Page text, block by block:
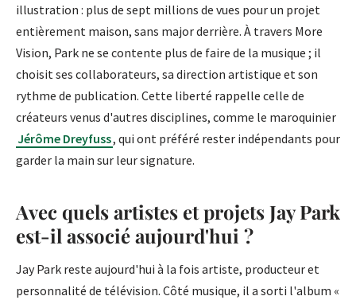
illustration : plus de sept millions de vues pour un projet
entièrement maison, sans major derrière. À travers More
Vision, Park ne se contente plus de faire de la musique ; il
choisit ses collaborateurs, sa direction artistique et son
rythme de publication. Cette liberté rappelle celle de
créateurs venus d'autres disciplines, comme le maroquinier
Jérôme Dreyfuss, qui ont préféré rester indépendants pour
garder la main sur leur signature.
Avec quels artistes et projets Jay Park
est-il associé aujourd'hui ?
Jay Park reste aujourd'hui à la fois artiste, producteur et
personnalité de télévision. Côté musique, il a sorti l'album «